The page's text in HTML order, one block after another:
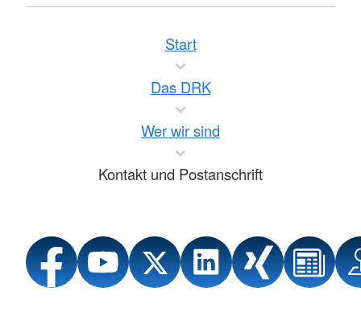
Start
Das DRK
Wer wir sind
Kontakt und Postanschrift